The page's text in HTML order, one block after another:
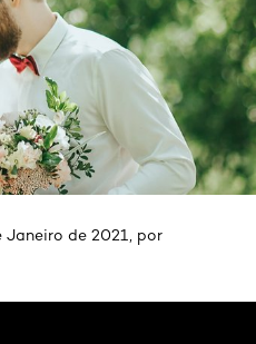
Janeiro de 2021, por